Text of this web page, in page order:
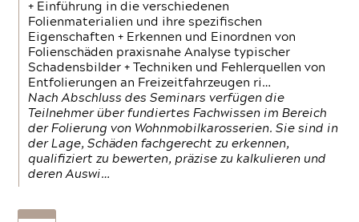
+ Einführung in die verschiedenen
Folienmaterialien und ihre spezifischen
Eigenschaften + Erkennen und Einordnen von
Folienschäden praxisnahe Analyse typischer
Schadensbilder + Techniken und Fehlerquellen von
Entfolierungen an Freizeitfahrzeugen ri…
Nach Abschluss des Seminars verfügen die
Teilnehmer über fundiertes Fachwissen im Bereich
der Folierung von Wohnmobilkarosserien. Sie sind in
der Lage, Schäden fachgerecht zu erkennen,
qualifiziert zu bewerten, präzise zu kalkulieren und
deren Auswi…